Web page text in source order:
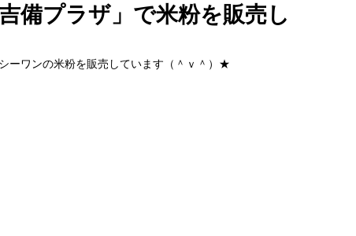
備プラザ」で米粉を販売し
ーワンの米粉を販売しています（＾ｖ＾）★